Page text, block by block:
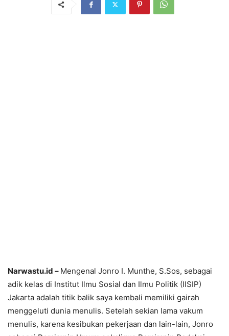
Narwastu.id – Mengenal Jonro I. Munthe, S.Sos, sebagai
adik kelas di Institut Ilmu Sosial dan Ilmu Politik (IISIP)
Jakarta adalah titik balik saya kembali memiliki gairah
menggeluti dunia menulis. Setelah sekian lama vakum
menulis, karena kesibukan pekerjaan dan lain-lain, Jonro